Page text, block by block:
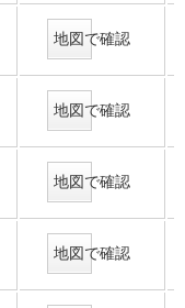
地図で確認
地図で確認
地図で確認
地図で確認